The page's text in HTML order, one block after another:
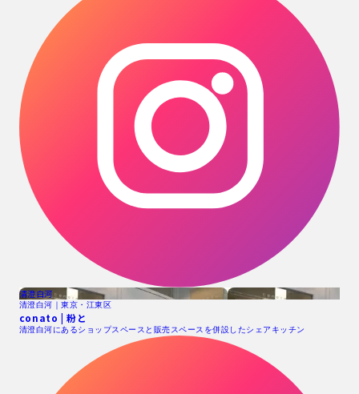
清澄白河
清澄白河｜東京・江東区
conato | 粉と
清澄白河にあるショップスペースと販売スペースを併設したシェアキッチン